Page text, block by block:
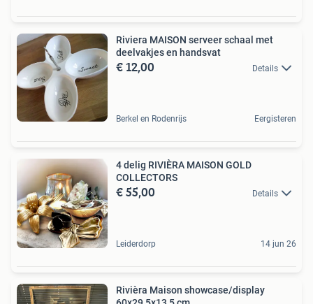
Riviera MAISON serveer schaal met
deelvakjes en handsvat
€ 12,00 Details
Berkel en Rodenrijs Eergisteren
4 delig RIVIÈRA MAISON GOLD
COLLECTORS
€ 55,00 Details
Leiderdorp 14 jun 26
Rivièra Maison showcase/display